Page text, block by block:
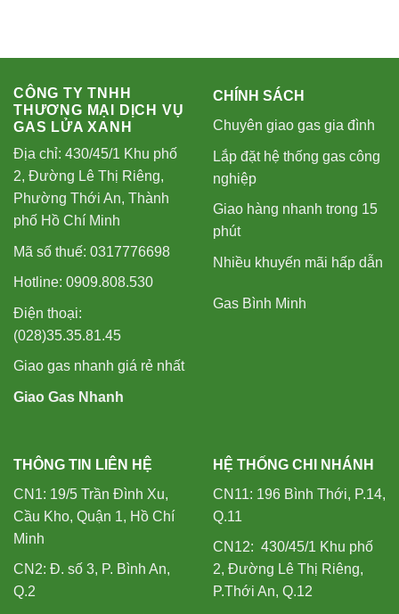
CÔNG TY TNHH
THƯƠNG MẠI DỊCH VỤ
GAS LỬA XANH
Địa chỉ: 430/45/1 Khu phố
2, Đường Lê Thị Riêng,
Phường Thới An, Thành
phố Hồ Chí Minh
Mã số thuế: 0317776698
Hotline: 0909.808.530
Điện thoại:
(028)35.35.81.45
Giao gas nhanh giá rẻ nhất
Giao Gas Nhanh
CHÍNH SÁCH
Chuyên giao gas gia đình
Lắp đặt hệ thống gas công
nghiệp
Giao hàng nhanh trong 15
phút
Nhiều khuyến mãi hấp dẫn
Gas Bình Minh
THÔNG TIN LIÊN HỆ
CN1: 19/5 Trần Đình Xu,
Cầu Kho, Quận 1, Hồ Chí
Minh
CN2: Đ. số 3, P. Bình An,
Q.2
HỆ THỐNG CHI NHÁNH
CN11: 196 Bình Thới, P.14,
Q.11
CN12: 430/45/1 Khu phố
2, Đường Lê Thị Riêng,
P.Thới An, Q.12